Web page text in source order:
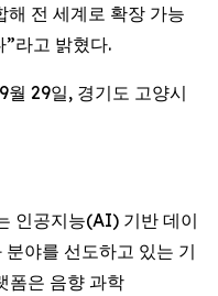
전 세계로 확장 가능
라고 밝혔다.
29일, 경기도 고양시
인공지능(AI) 기반 데이
야를 선도하고 있는 기
폼은 음향 과학